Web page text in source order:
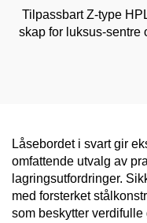
Tilpassbart Z-type
skap for luksus-sentre
Låsebordet i svart gir
omfattende utvalg av
lagringsutfordringer.
med forsterket
som beskytter